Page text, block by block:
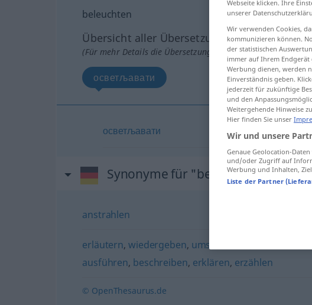
beleuchten
Übersicht aller Übersetzungen
(Für mehr Details die Übersetzung anklicken/antippen)
осветљавати
осветљавати
Synonyme für "beleuchten"
anstrahlen
erläutern,wiedergeben, umschreiben
ausführen, beschreiben, erklären, erzählen
© OpenThesaurus.de
Webseite klicken. Ihre
unserer
Wir verwenden Cookies,
kommunizieren können.
der statistischen
immer auf Ihrem
Werbung dienen, werden
Einverständnis geben.
jederzeit für zukünftige
und den
Weitergehende Hinweise
Hier finden Sie unser
Wir und unsere
Genaue Geolocation-
und/oder Zugriff auf
Werbung und Inhalten,
Liste der Partner